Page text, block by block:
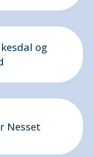
og
Nesset